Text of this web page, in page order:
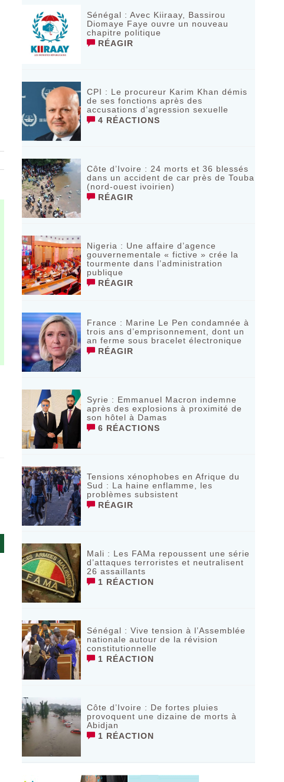
Sénégal : Avec Kiiraay, Bassirou
Diomaye Faye ouvre un nouveau
chapitre politique
RÉAGIR
CPI : Le procureur Karim Khan démis
de ses fonctions après des
accusations d’agression sexuelle
4 RÉACTIONS
Côte d’Ivoire : 24 morts et 36 blessés
dans un accident de car près de Touba
(nord-ouest ivoirien)
RÉAGIR
Nigeria : Une affaire d’agence
gouvernementale « fictive » crée la
tourmente dans l’administration
publique
RÉAGIR
France : Marine Le Pen condamnée à
trois ans d’emprisonnement, dont un
an ferme sous bracelet électronique
RÉAGIR
Syrie : Emmanuel Macron indemne
après des explosions à proximité de
son hôtel à Damas
6 RÉACTIONS
Tensions xénophobes en Afrique du
Sud : La haine enflamme, les
problèmes subsistent
RÉAGIR
Mali : Les FAMa repoussent une série
d’attaques terroristes et neutralisent
26 assaillants
1 RÉACTION
Sénégal : Vive tension à l’Assemblée
nationale autour de la révision
constitutionnelle
1 RÉACTION
Côte d’Ivoire : De fortes pluies
provoquent une dizaine de morts à
Abidjan
1 RÉACTION